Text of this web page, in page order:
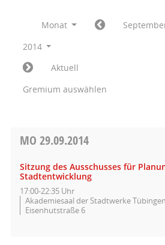
Monat
2014
Aktuell
Gremium auswählen
MO 29.09.2014
Sitzung des Ausschusses für
Stadtentwicklung
17:00-22:35 Uhr
Akademiesaal der Stadtwerke
Eisenhutstraße 6